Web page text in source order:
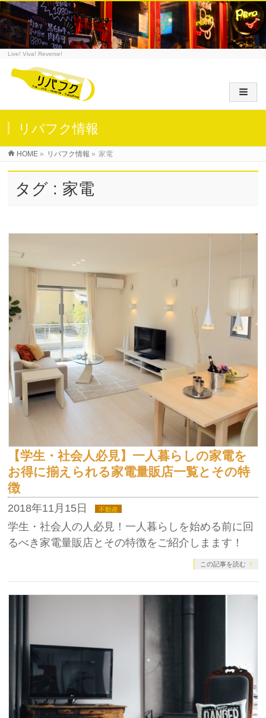
Live! Viva! Reverse!
リバフク情報
HOME » リバフク情報 » 家電
タグ : 家電
【学生・社会人必見】一人暮らしの家電を
お得に揃えられる家電量販店一覧とその特
徴
2018年11月15日 不動産
学生・社会人の人必見！一人暮らしを始める前に回
るべき家電量販店とその特徴をご紹介しまます！
この記事を読む